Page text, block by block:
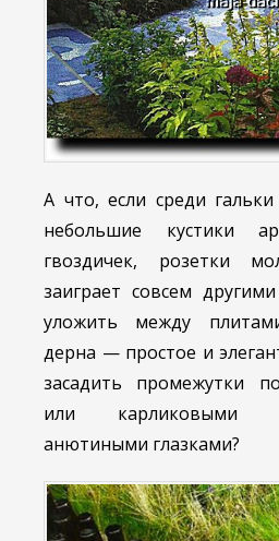
А что, если среди
небольшие кустики
гвоздичек, розетки
заиграет совсем
уложить между
дерна — простое и
засадить промежутки
или карликовыми
анютиными глазками?